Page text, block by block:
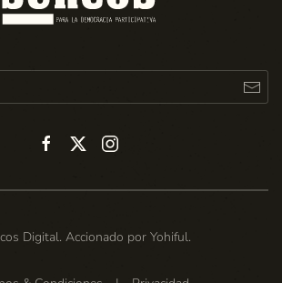
Digital. Accionado por Yohiful.